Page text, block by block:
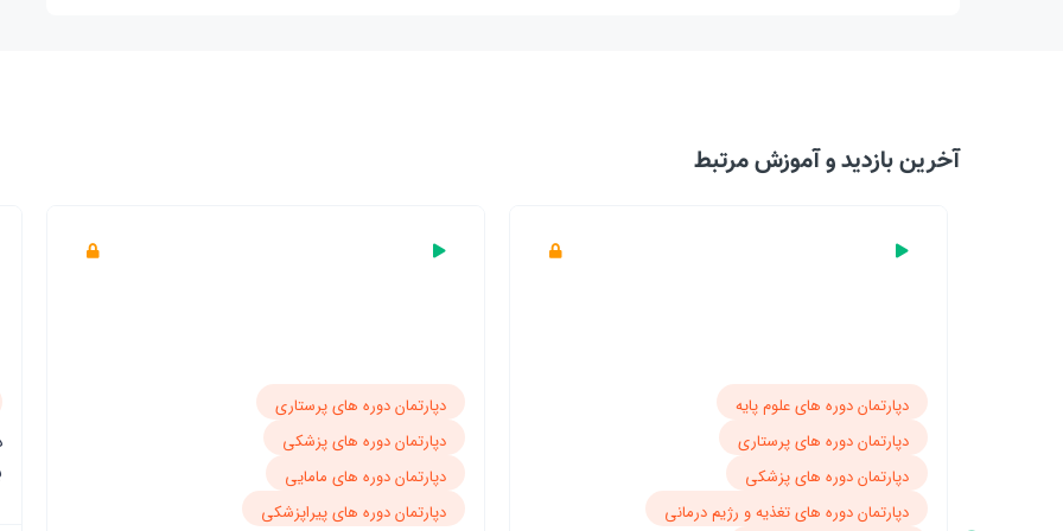
آخرین بازدید‌ و آموزش مرتبط
دپارتمان دوره های پرستاری
دپارتمان دوره های پزشکی
دپارتمان دوره های مامایی
دپارتمان دوره های پیراپزشکی
دپارتمان دوره های مامایی
دوره جامع نسخه نویسی در مامایی و تشخیص
بیماری ها